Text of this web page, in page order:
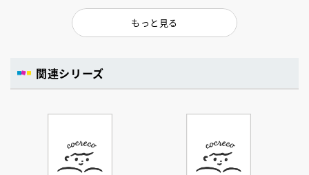
もっと見る
関連シリーズ